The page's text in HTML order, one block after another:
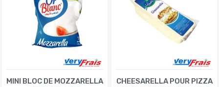
MINI BLOC DE MOZZARELLA
CHEESARELLA POUR PIZZA